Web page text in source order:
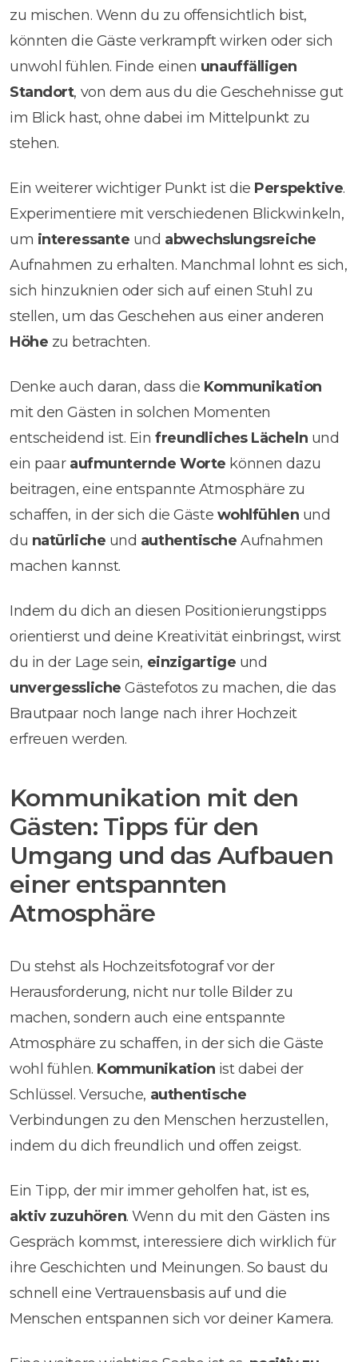
zu mischen. Wenn du zu offensichtlich bist,
könnten die Gäste verkrampft wirken oder sich
unwohl fühlen. Finde einen unauffälligen
Standort, von dem aus du die Geschehnisse gut
im Blick hast, ohne dabei im Mittelpunkt zu
stehen.
Ein weiterer wichtiger Punkt ist die Perspektive.
Experimentiere mit verschiedenen Blickwinkeln,
um interessante und abwechslungsreiche
Aufnahmen zu erhalten. Manchmal lohnt es sich,
sich hinzuknien oder sich auf einen Stuhl zu
stellen, um das Geschehen aus einer anderen
Höhe zu betrachten.
Denke auch daran, dass die Kommunikation
mit den Gästen in solchen Momenten
entscheidend ist. Einfreundliches Lächeln und
ein paar aufmunternde Worte können dazu
beitragen, eine entspannte Atmosphäre zu
schaffen, in der sich die Gäste wohlfühlen und
du natürliche und authentische Aufnahmen
machen kannst.
Indem du dich an diesen Positionierungstipps
orientierst und deine Kreativität einbringst, wirst
du in der Lage sein, einzigartige und
unvergessliche Gästefotos zu machen, die das
Brautpaar noch lange nach ihrer Hochzeit
erfreuen werden.
Kommunikation mit den
Gästen: Tipps für den
Umgang und das Aufbauen
einer entspannten
Atmosphäre
Du stehst als Hochzeitsfotograf vor der
Herausforderung, nicht nur tolle Bilder zu
machen, sondern auch eine entspannte
Atmosphäre zu schaffen, in der sich die Gäste
wohl fühlen. Kommunikation ist dabei der
Schlüssel. Versuche, authentische
Verbindungen zu den Menschen herzustellen,
indem du dich freundlich und offen zeigst.
Ein Tipp, der mir immer geholfen hat, ist es,
aktiv zuzuhören. Wenn du mit den Gästen ins
Gespräch kommst, interessiere dich wirklich für
ihre Geschichten und Meinungen. So baust du
schnell eine Vertrauensbasis auf und die
Menschen entspannen sich vor deiner Kamera.